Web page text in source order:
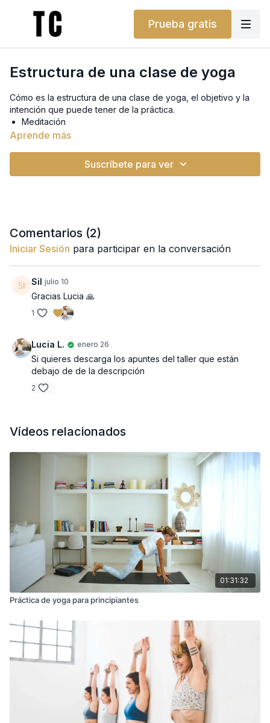
Prueba gratis
Estructura de una clase de yoga
Cómo es la estructura de una clase de yoga, el objetivo y la
intención que puede tener de la práctica.
Meditación
Objetivo/intención
Si quieres descarga los apuntes del taller que están debajo
Aprende más
Suscríbete para ver
Comentarios (2)
Iniciar Sesión para participar en la conversación
Sil julio 10
Gracias Lucia 🙏
1
Lucia L. enero 26
Si quieres descarga los apuntes del taller que están
debajo de de la descripción
2
Vídeos relacionados
01:31:32
Práctica de yoga para principiantes